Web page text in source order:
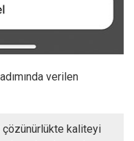
verilen
çözünürlükte kaliteyi